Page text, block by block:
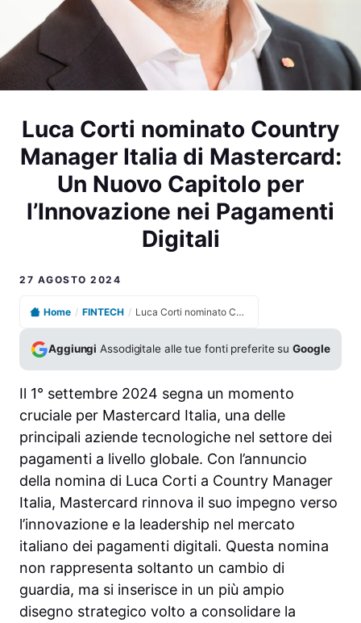
Luca Corti nominato Country
Manager Italia di Mastercard:
Un Nuovo Capitolo per
l’Innovazione nei Pagamenti
Digitali
27 AGOSTO 2024
Home / FINTECH / Luca Corti nominato Country Manager Italia di Mastercard: Un Nuovo Capitolo per l’Innovazione nei Pagamenti Digitali
Aggiungi Assodigitale alle tue fonti preferite suGoogle
Il 1° settembre 2024 segna un momento
cruciale per Mastercard Italia, una delle
principali aziende tecnologiche nel settore dei
pagamenti a livello globale. Con l’annuncio
della nomina di Luca Corti a Country Manager
Italia, Mastercard rinnova il suo impegno verso
l’innovazione e la leadership nel mercato
italiano dei pagamenti digitali. Questa nomina
non rappresenta soltanto un cambio di
guardia, ma si inserisce in un più ampio
disegno strategico volto a consolidare la